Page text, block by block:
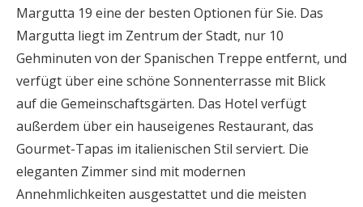
Margutta 19 eine der besten Optionen für Sie. Das
Margutta liegt im Zentrum der Stadt, nur 10
Gehminuten von der Spanischen Treppe entfernt, und
verfügt über eine schöne Sonnenterrasse mit Blick
auf die Gemeinschaftsgärten. Das Hotel verfügt
außerdem über ein hauseigenes Restaurant, das
Gourmet-Tapas im italienischen Stil serviert. Die
eleganten Zimmer sind mit modernen
Annehmlichkeiten ausgestattet und die meisten